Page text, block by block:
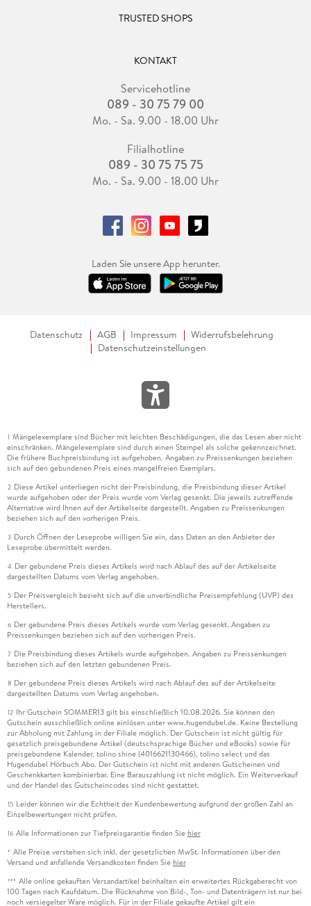
TRUSTED SHOPS
KONTAKT
Servicehotline
089 - 30 75 79 00
Mo. - Sa. 9.00 - 18.00 Uhr
Filialhotline
089 - 30 75 75 75
Mo. - Sa. 9.00 - 18.00 Uhr
Laden Sie unsere App herunter.
Datenschutz AGB Impressum
Widerrufsbelehrung
Datenschutzeinstellungen
1 Mängelexemplare sind Bücher mit leichten Beschädigungen, die das Lesen aber nicht
einschränken. Mängelexemplare sind durch einen Stempel als solche gekennzeichnet.
Die frühere Buchpreisbindung ist aufgehoben. Angaben zu Preissenkungen beziehen
sich auf den gebundenen Preis eines mangelfreien Exemplars.
2 Diese Artikel unterliegen nicht der Preisbindung, die Preisbindung dieser Artikel
wurde aufgehoben oder der Preis wurde vom Verlag gesenkt. Die jeweils zutreffende
Alternative wird Ihnen auf der Artikelseite dargestellt. Angaben zu Preissenkungen
beziehen sich auf den vorherigen Preis.
3 Durch Öffnen der Leseprobe willigen Sie ein, dass Daten an den Anbieter der
Leseprobe übermittelt werden.
4 Der gebundene Preis dieses Artikels wird nach Ablauf des auf der Artikelseite
dargestellten Datums vom Verlag angehoben.
5 Der Preisvergleich bezieht sich auf die unverbindliche Preisempfehlung (UVP) des
Herstellers.
6 Der gebundene Preis dieses Artikels wurde vom Verlag gesenkt. Angaben zu
Preissenkungen beziehen sich auf den vorherigen Preis.
7 Die Preisbindung dieses Artikels wurde aufgehoben. Angaben zu Preissenkungen
beziehen sich auf den letzten gebundenen Preis.
8 Der gebundene Preis dieses Artikels wird nach Ablauf des auf der Artikelseite
dargestellten Datums vom Verlag angehoben.
12 Ihr Gutschein SOMMER13 gilt bis einschließlich 10.08.2026. Sie können den
Gutschein ausschließlich online einlösen unter www.hugendubel.de. Keine Bestellung
zur Abholung mit Zahlung in der Filiale möglich. Der Gutschein ist nicht gültig für
gesetzlich preisgebundene Artikel (deutschsprachige Bücher und eBooks) sowie für
preisgebundene Kalender, tolino shine (4016621130466), tolino select und das
Hugendubel Hörbuch Abo. Der Gutschein ist nicht mit anderen Gutscheinen und
Geschenkkarten kombinierbar. Eine Barauszahlung ist nicht möglich. Ein Weiterverkauf
und der Handel des Gutscheincodes sind nicht gestattet.
15 Leider können wir die Echtheit der Kundenbewertung aufgrund der großen Zahl an
Einzelbewertungen nicht prüfen.
16 Alle Informationen zur Tiefpreisgarantie finden Sie hier
* Alle Preise verstehen sich inkl. der gesetzlichen MwSt. Informationen über den
Versand und anfallende Versandkosten finden Sie hier
*** Alle online gekauften Versandartikel beinhalten ein erweitertes Rückgaberecht von
100 Tagen nach Kaufdatum. Die Rücknahme von Bild-, Ton- und Datenträgern ist nur bei
noch versiegelter Ware möglich. Für in der Filiale gekaufte Artikel gilt ein